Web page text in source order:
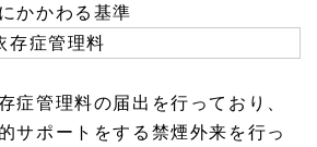
かかわる基準
存症管理料
症管理料の届出を行っており、
サポートをする禁煙外来を行っ